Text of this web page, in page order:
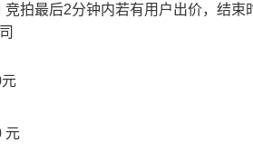
竞拍最后2分钟内若有用户出价，结
元
元